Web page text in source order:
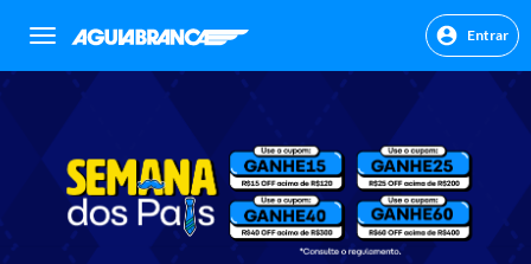
sr.header.toggle.navigation Entrar